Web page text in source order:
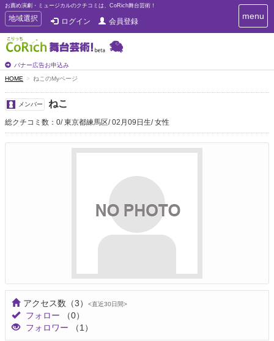
お薦め演劇・ミュージカルのクチコミは、CoRich舞台芸術！
T
o
g
g
e
n
a
v
i
g
a
t
地域選択 ログイン 会員登録
バナー広告お申込み
T
o
menu
HOME ねこのMyページ
メンバー ねこ
総クチコミ数：0 東京都練馬区 02月09日生 女性
アクセス数 （3） <直近30日間>
フォロー
（0）
フォロワー
（1）